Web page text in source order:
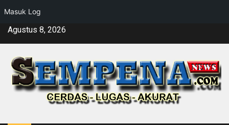
Masuk Log
SkipAgustus 8, 2026